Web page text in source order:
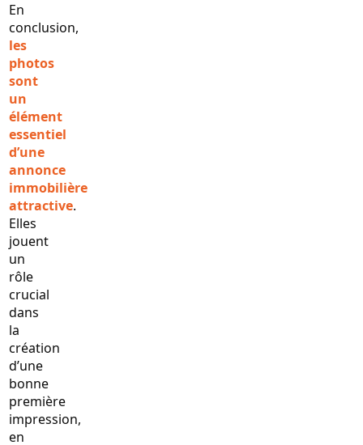
En
conclusion,
les
photos
sont
un
élément
essentiel
d’une
annonce
immobilière
attractive.
Elles
jouent
un
rôle
crucial
dans
la
création
d’une
bonne
première
impression,
en